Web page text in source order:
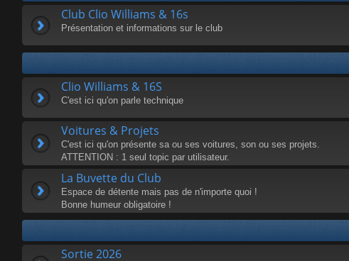
Club Clio Williams & 16s
Présentation et informations sur le club
Clio Williams & 16S
C'est ici qu'on parle technique
Voitures & Projets
C'est ici qu'on présente sa ou ses voitures, son ou ses projets.
ATTENTION : 1 seul topic par utilisateur.
La Buvette du Club
Espace de détente mais pas de n'importe quoi !
Bonne humeur obligatoire !
Sortie 2026